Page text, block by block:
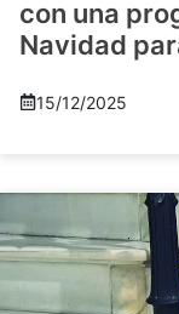
con una
Navidad
15/12/2025